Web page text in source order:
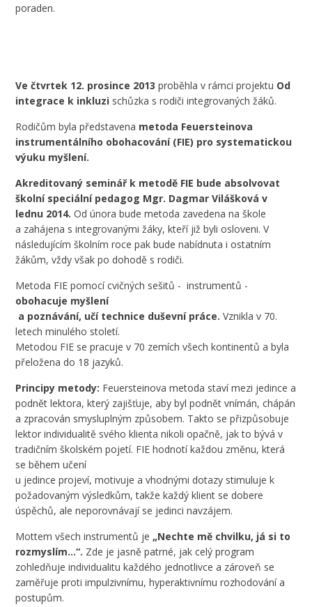
poraden.
Ve čtvrtek 12. prosince 2013 proběhla v rámci projektu Od
integrace k inkluzi schůzka s rodiči integrovaných žáků.
Rodičům byla představena metoda Feuersteinova
instrumentálního obohacování (FIE) pro systematickou
výuku myšlení.
Akreditovaný seminář k metodě FIE bude absolvovat
školní speciální pedagog Mgr. Dagmar Vilášková v
lednu 2014.Od února bude metoda zavedena na škole
a zahájena s integrovanými žáky, kteří již byli osloveni. V
následujícím školním roce pak bude nabídnuta i ostatním
žákům, vždy však po dohodě s rodiči.
Metoda FIE pomocí cvičných sešitů - instrumentů -
obohacuje myšlení
a poznávání, učí technice duševní práce. Vznikla v 70.
letech minulého století.
Metodou FIE se pracuje v 70 zemích všech kontinentů a byla
přeložena do 18 jazyků.
Principy metody: Feuersteinova metoda staví mezi jedince a
podnět lektora, který zajišťuje, aby byl podnět vnímán, chápán
a zpracován smysluplným způsobem. Takto se přizpůsobuje
lektor individualitě svého klienta nikoli opačně, jak to bývá v
tradičním školském pojetí. FIE hodnotí každou změnu, která
se během učení
u jedince projeví, motivuje a vhodnými dotazy stimuluje k
požadovaným výsledkům, takže každý klient se dobere
úspěchů, ale neporovnávají se jedinci navzájem.
Mottem všech instrumentů je „Nechte mě chvilku, já si to
rozmyslím…“. Zde je jasně patrné, jak celý program
zohledňuje individualitu každého jednotlivce a zároveň se
zaměřuje proti impulzivnímu, hyperaktivnímu rozhodování a
postupům.